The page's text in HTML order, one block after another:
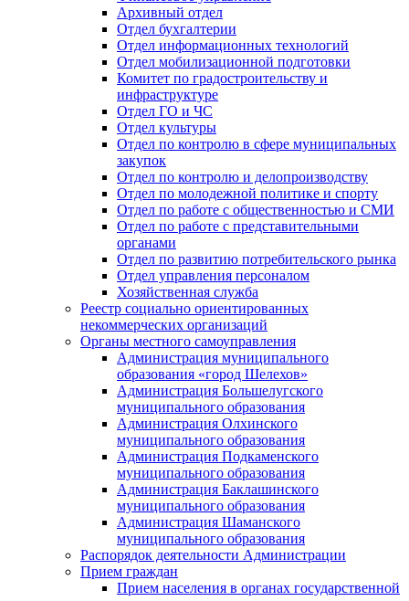
Архивный отдел
Отдел бухгалтерии
Отдел информационных технологий
Отдел мобилизационной подготовки
Комитет по градостроительству и
инфраструктуре
Отдел ГО и ЧС
Отдел культуры
Отдел по контролю в сфере муниципальных
закупок
Отдел по контролю и делопроизводству
Отдел по молодежной политике и спорту
Отдел по работе с общественностью и СМИ
Отдел по работе с представительными
органами
Отдел по развитию потребительского рынка
Отдел управления персоналом
Хозяйственная служба
Реестр социально ориентированных
некоммерческих организаций
Органы местного самоуправления
Администрация муниципального
образования «город Шелехов»
Администрация Большелугского
муниципального образования
Администрация Олхинского
муниципального образования
Администрация Подкаменского
муниципального образования
Администрация Баклашинского
муниципального образования
Администрация Шаманского
муниципального образования
Распорядок деятельности Администрации
Прием граждан
Прием населения в органах государственной